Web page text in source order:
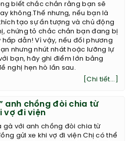
biết chắc chắn rằng bạn sẽ
không.Thế nhưng, nếu bạn là
tạo sự ấn tượng và chủ động
chứng tỏ chắc chắn bạn đang bị
hấp dẫn! Vì vậy, nếu đối phương
nhưng nhút nhát hoặc lưỡng lự
bạn, hãy ghi điểm lớn bằng
nghị hẹn hò lần sau.
[Chi tiết...]
anh chồng đòi chia từ
vợ đi viện
gà với anh chồng đòi chia từ
gửi xe khi vợ đi viện Chị có thể